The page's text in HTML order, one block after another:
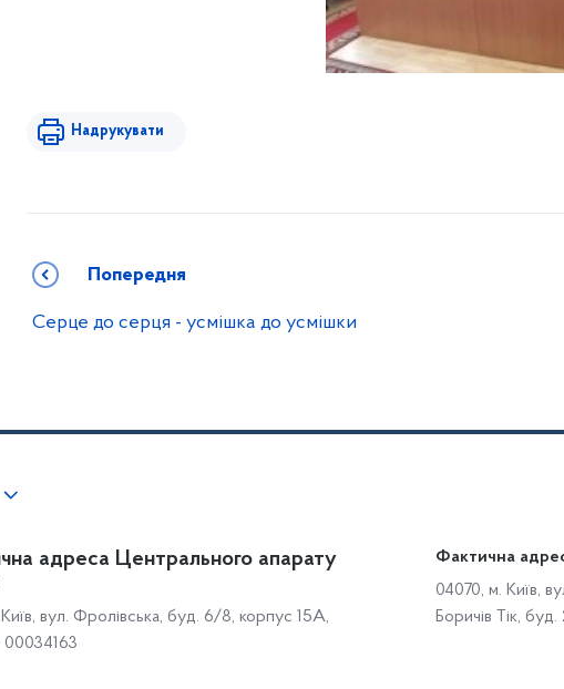
Надрукувати
Попередня
Серце до серця - усмішка до усмішки
Громадянам
Доступ до публічної інформації
Звіти щодо роботи із запитами на
адреса Центрального апарату
вул. Фролівська, буд. 6/8, корпус 15А,
Фактична
04070, м. Київ,
Боричів Тік, буд.